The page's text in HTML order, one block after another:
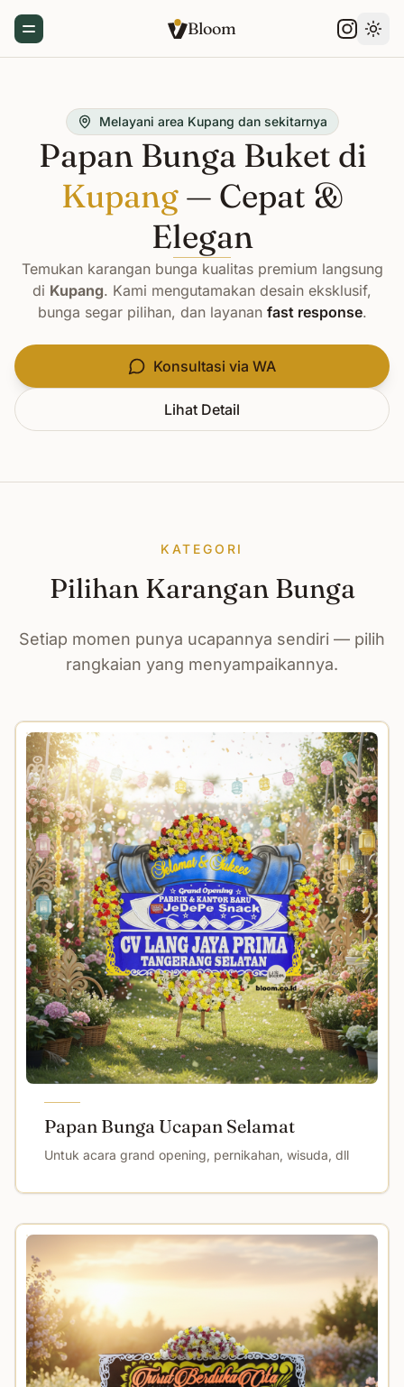
Toggle Menu Bloom
Melayani area Kupang dan sekitarnya
Papan Bunga Buket di
Kupang— Cepat &
Elegan
Temukan karangan bunga kualitas premium langsung
di Kupang. Kami mengutamakan desain eksklusif,
bunga segar pilihan, dan layanan fast response.
Konsultasi via WA
Lihat Detail
KATEGORI
Pilihan Karangan Bunga
Setiap momen punya ucapannya sendiri — pilih
rangkaian yang menyampaikannya.
Papan Bunga Ucapan Selamat
Untuk acara grand opening, pernikahan, wisuda, dll